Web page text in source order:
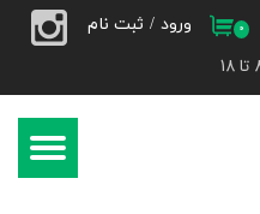
۰ ورود / ثبت نام